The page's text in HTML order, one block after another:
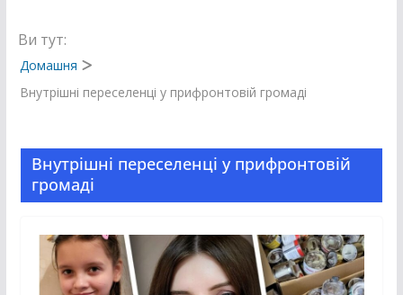
Ви тут:
Домашня
Внутрішні переселенці у прифронтовій громаді
Внутрішні переселенці у прифронтовій
громаді